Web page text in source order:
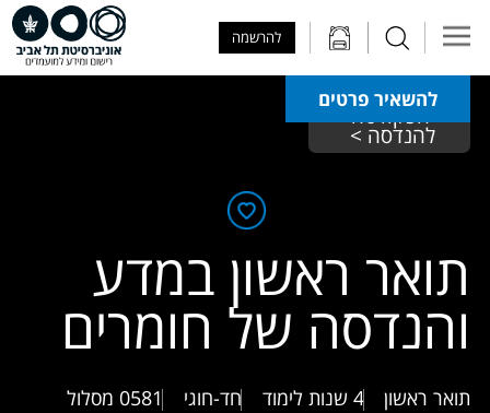
להרשמה
להשאיר פרטים
הפקולטה
להנדסה >
תואר ראשון במדע
והנדסה של חומרים
תואר ראשון 4 שנות לימוד חד-חוגי 0581 מסלול